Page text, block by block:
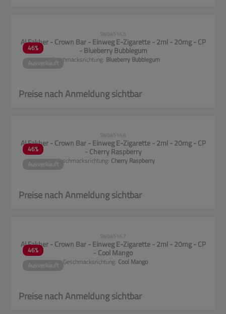
46%
Ausverkauft
SW54516.5
Al Fakher - Crown Bar - Einweg E-Zigarette - 2ml - 20mg - CP
- Blueberry Bubblegum
Geschmacksrichtung: Blueberry Bubblegum
Preise nach Anmeldung sichtbar
46%
Ausverkauft
SW54516.6
Al Fakher - Crown Bar - Einweg E-Zigarette - 2ml - 20mg - CP
- Cherry Raspberry
Geschmacksrichtung: Cherry Raspberry
Preise nach Anmeldung sichtbar
46%
Ausverkauft
SW54516.7
Al Fakher - Crown Bar - Einweg E-Zigarette - 2ml - 20mg - CP
- Cool Mango
Geschmacksrichtung: Cool Mango
Preise nach Anmeldung sichtbar